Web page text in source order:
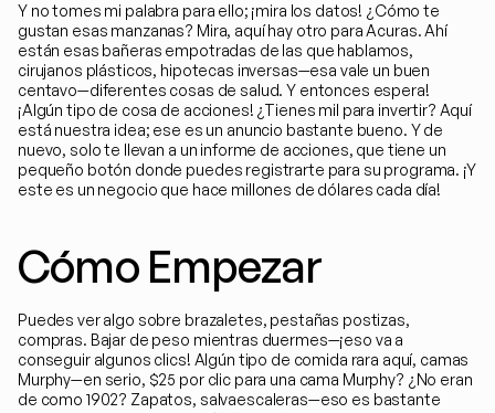
Y no tomes mi palabra para ello; ¡mira los datos! ¿Cómo te
gustan esas manzanas? Mira, aquí hay otro para Acuras. Ahí
están esas bañeras empotradas de las que hablamos,
cirujanos plásticos, hipotecas inversas—esa vale un buen
centavo—diferentes cosas de salud. Y entonces espera!
¡Algún tipo de cosa de acciones! ¿Tienes mil para invertir? Aquí
está nuestra idea; ese es un anuncio bastante bueno. Y de
nuevo, solo te llevan a un informe de acciones, que tiene un
pequeño botón donde puedes registrarte para su programa. ¡Y
este es un negocio que hace millones de dólares cada día!
Cómo Empezar
Puedes ver algo sobre brazaletes, pestañas postizas,
compras. Bajar de peso mientras duermes—¡eso va a
conseguir algunos clics! Algún tipo de comida rara aquí, camas
Murphy—en serio, $25 por clic para una cama Murphy? ¿No eran
de como 1902? Zapatos, salvaescaleras—eso es bastante